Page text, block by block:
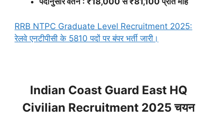
RRB NTPC Graduate Level Recruitment 2025:
रेलवे एनटीपीसी के 5810 पदों पर बंपर भर्ती जारी।
Indian Coast Guard East HQ
Civilian Recruitment 2025 चयन